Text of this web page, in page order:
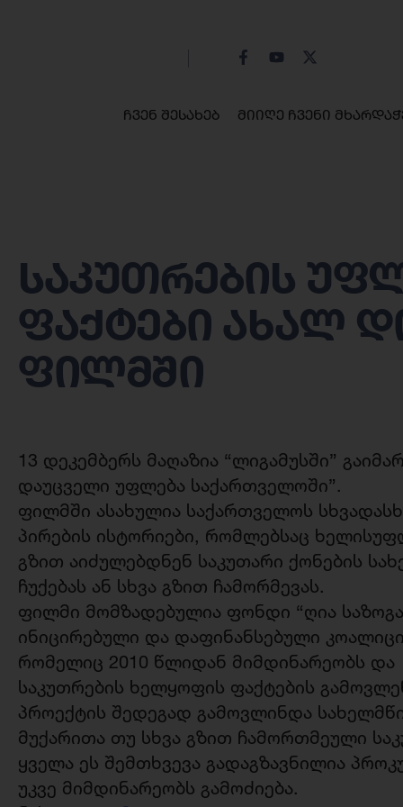
ჩვენ შესახებ მიიღე ჩვენი
საკუთრების
ფაქტები ახალ
ფილმში
13 დეკემბერს მაღაზია “ლიგამუსში”
დაუცველი უფლება საქართველოში”.
ფილმში ასახულია საქართველოს
პირების ისტორიები, რომლებსაც
გზით აიძულებდნენ საკუთარი ქონების
ჩუქებას ან სხვა გზით ჩამორმევას.
ფილმი მომზადებულია ფონდი “ღია
ინიცირებული და დაფინანსებული
რომელიც 2010 წლიდან მიმდინარეობს და
საკუთრების ხელყოფის ფაქტების
პროექტის შედეგად გამოვლინდა
მუქარითა თუ სხვა გზით ჩამორთმეული
ყველა ეს შემთხვევა გადაგზავნილია
უკვე მიმდინარეობს გამოძიება.